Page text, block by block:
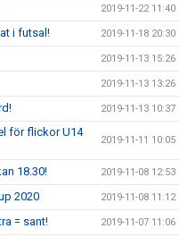
2019-11-22 11:40
i futsal! 2019-11-18 20:30
2019-11-13 15:26
2019-11-13 13:26
2019-11-13 10:37
för flickor U14
2019-11-11 10:05
18.30! 2019-11-08 12:53
2020 2019-11-08 11:12
= sant! 2019-11-07 11:06